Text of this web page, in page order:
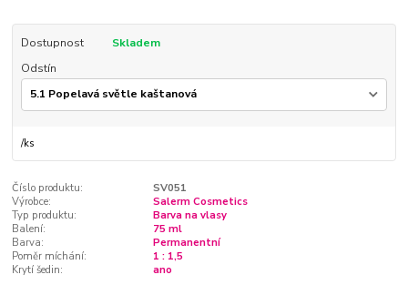
Dostupnost
Skladem
Odstín
/ks
Číslo produktu:
SV051
Výrobce:
Salerm Cosmetics
Typ produktu:
Barva na vlasy
Balení:
75 ml
Barva:
Permanentní
Poměr míchání:
1 : 1,5
Krytí šedin:
ano